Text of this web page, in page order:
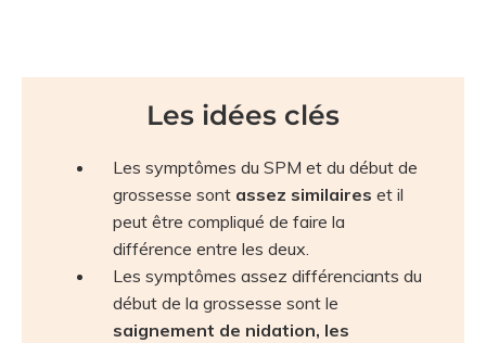
Les idées clés
Les symptômes du SPM et du début de
grossesse sont assez similaires et il
peut être compliqué de faire la
différence entre les deux.
Les symptômes assez différenciants du
début de la grossesse sont le
saignement de nidation, les